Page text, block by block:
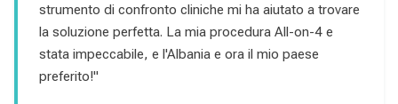
strumento di confronto cliniche mi ha aiutato a trovare
la soluzione perfetta. La mia procedura All-on-4 e
stata impeccabile, e l'Albania e ora il mio paese
preferito!"